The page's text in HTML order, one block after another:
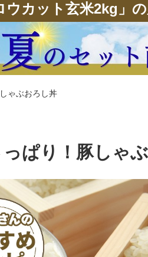
カット玄米2kg」
ゃぶおろし丼
ぱり！豚しゃ